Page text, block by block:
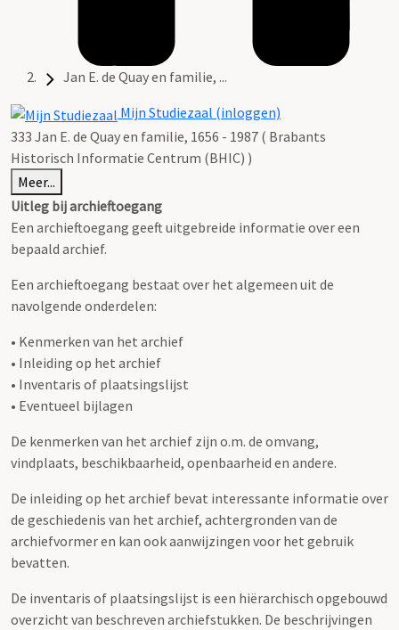
Jan E. de Quay en familie, ...
Mijn Studiezaal (inloggen)
333 Jan E. de Quay en familie, 1656 - 1987 ( Brabants
Historisch Informatie Centrum (BHIC) )
Meer...
Uitleg bij archieftoegang
Een archieftoegang geeft uitgebreide informatie over een
bepaald archief.
Een archieftoegang bestaat over het algemeen uit de
navolgende onderdelen:
• Kenmerken van het archief
• Inleiding op het archief
• Inventaris of plaatsingslijst
• Eventueel bijlagen
De kenmerken van het archief zijn o.m. de omvang,
vindplaats, beschikbaarheid, openbaarheid en andere.
De inleiding op het archief bevat interessante informatie over
de geschiedenis van het archief, achtergronden van de
archiefvormer en kan ook aanwijzingen voor het gebruik
bevatten.
De inventaris of plaatsingslijst is een hiërarchisch opgebouwd
overzicht van beschreven archiefstukken. De beschrijvingen